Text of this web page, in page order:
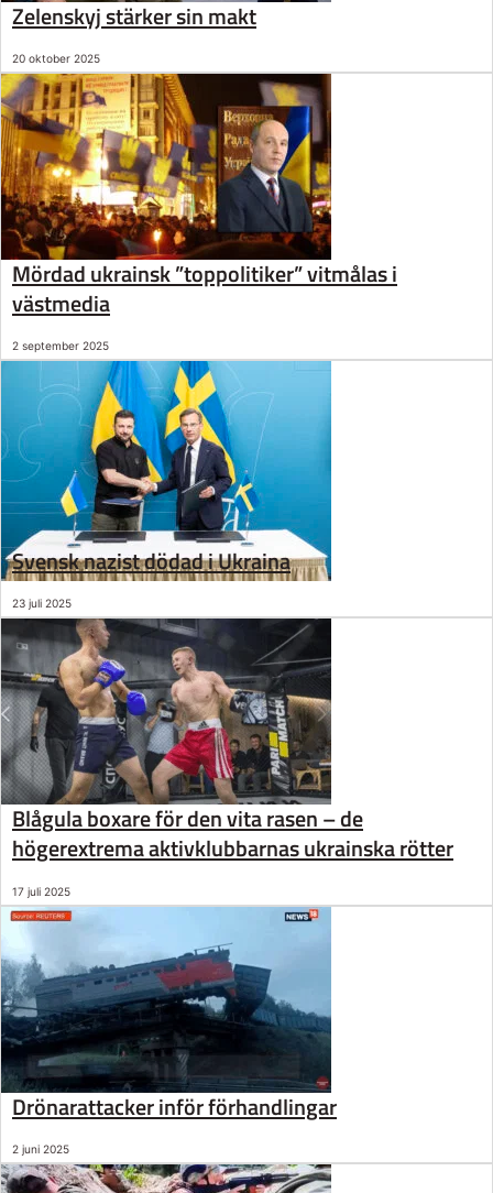
Zelenskyj stärker sin makt
20 oktober 2025
Mördad ukrainsk ”toppolitiker” vitmålas i
västmedia
2 september 2025
Svensk nazist dödad i Ukraina
23 juli 2025
Blågula boxare för den vita rasen – de
högerextrema aktivklubbarnas ukrainska rötter
17 juli 2025
Drönarattacker inför förhandlingar
2 juni 2025